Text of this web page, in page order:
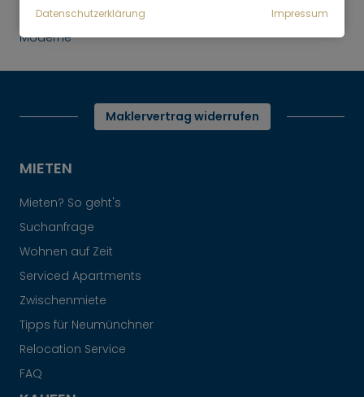
Wohnen mit Stil: Altbaucharme &
Moderne
Maklervertrag widerrufen
MIETEN
Mieten? So geht's
Suchanfrage
Wohnen auf Zeit
Serviced Apartments
Zwischenmiete
Tipps für Neumünchner
Relocation Service
FAQ
Datenschutzerklärung
Impressum